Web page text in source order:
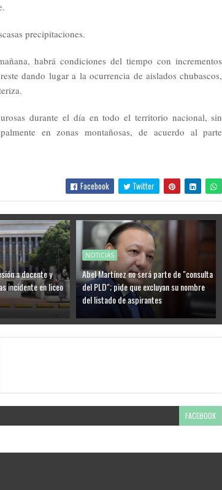
precipitaciones.
habrá condiciones del tiempo con incrementos
dando lugar a la ocurrencia de aislados chubascos,
durante el día en todo el territorio nacional, sin
en zonas montañosas, de acuerdo al parte
Facebook Twitter
a docente y
incidente en liceo
NOTICIAS
Abel Martínez no será parte de "consulta
del PLD"; pide que excluyan su nombre
del listado de aspirantes
FACEBOOK